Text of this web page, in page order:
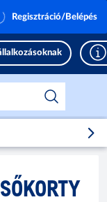
Regisztráció/Belépés